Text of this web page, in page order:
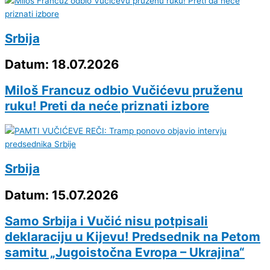
Srbija
Datum: 18.07.2026
Miloš Francuz odbio Vučićevu pruženu
ruku! Preti da neće priznati izbore
Srbija
Datum: 15.07.2026
Samo Srbija i Vučić nisu potpisali
deklaraciju u Kijevu! Predsednik na Petom
samitu „Jugoistočna Evropa – Ukrajina“